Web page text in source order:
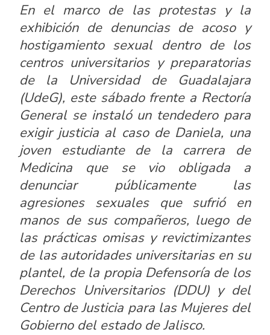
En el marco de las protestas y la
exhibición de denuncias de acoso y
hostigamiento sexual dentro de los
centros universitarios y preparatorias
de la Universidad de Guadalajara
(UdeG), este sábado frente a Rectoría
General se instaló un tendedero para
exigir justicia al caso de Daniela, una
joven estudiante de la carrera de
Medicina que se vio obligada a
denunciar públicamente las
agresiones sexuales que sufrió en
manos de sus compañeros, luego de
las prácticas omisas y revictimizantes
de las autoridades universitarias en su
plantel, de la propia Defensoría de los
Derechos Universitarios (DDU) y del
Centro de Justicia para las Mujeres del
Gobierno del estado de Jalisco.